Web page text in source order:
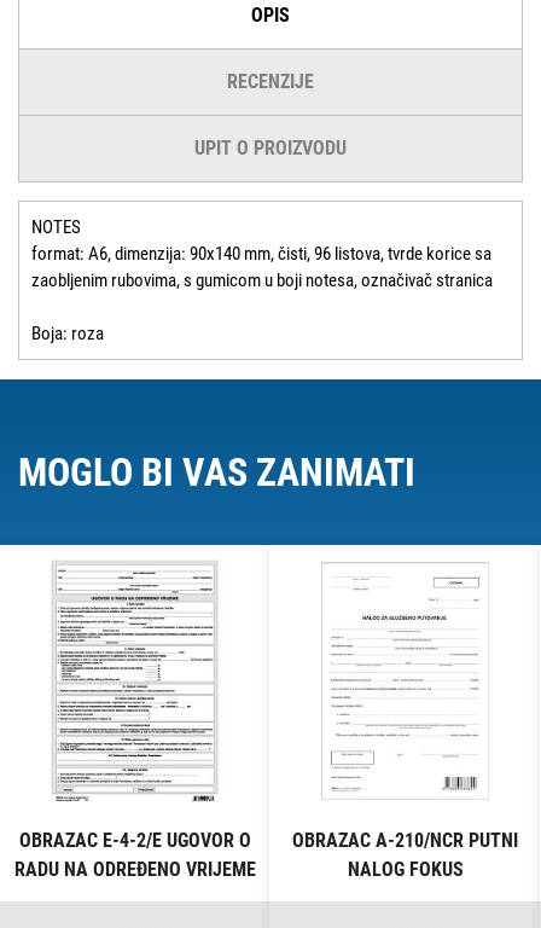
OPIS
RECENZIJE
UPIT O PROIZVODU
NOTES
format: A6, dimenzija: 90x140 mm, čisti, 96 listova, tvrde korice sa
zaobljenim rubovima, s gumicom u boji notesa, označivač stranica
Boja: roza
MOGLO BI VAS ZANIMATI
OBRAZAC E-4-2/E UGOVOR O
RADU NA ODREĐENO VRIJEME
FOKUS
OBRAZAC A-210/NCR PUTNI
NALOG FOKUS